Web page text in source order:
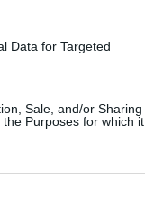
Data for Targeted
Sale, and/or Sharing
Purposes for which it
hogy a
a minta
kell ezt